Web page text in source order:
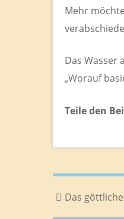
Mehr
Das Wasser
„Worauf
Teile den
Das